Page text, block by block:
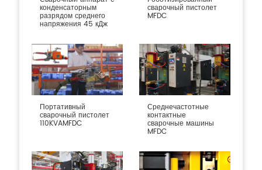
конденсаторным
разрядом среднего
напряжения 45 кДж
сварочный пистолет
MFDC
Портативный
сварочный пистолет
110KVAMFDC
Среднечастотные
контактные
сварочные машины
MFDC